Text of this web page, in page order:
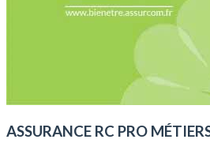
ASSURANCE RC PRO